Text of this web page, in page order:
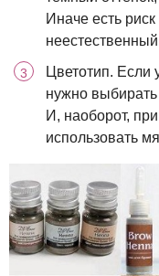
Иначе есть
неестественный
Цветотип. Если
нужно
И, наоборот,
использовать